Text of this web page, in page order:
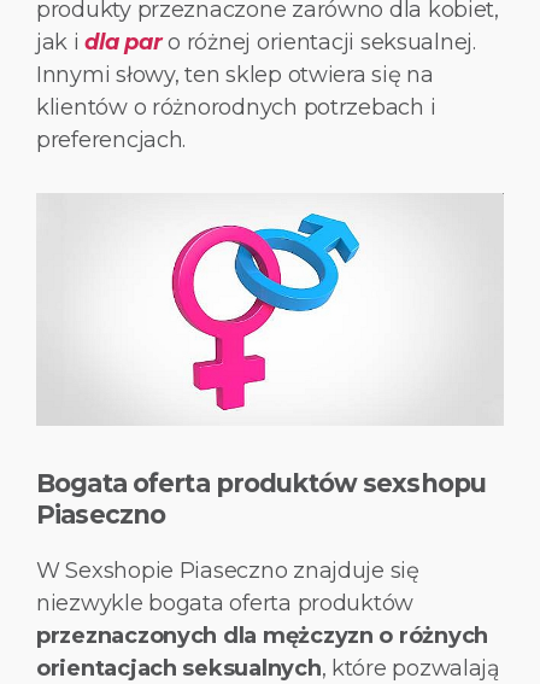
produkty przeznaczone zarówno dla kobiet,
jak idla paro różnej orientacji seksualnej.
Innymi słowy, ten sklep otwiera się na
klientów o różnorodnych potrzebach i
preferencjach.
Bogata oferta produktów sexshopu
Piaseczno
W Sexshopie Piaseczno znajduje się
niezwykle bogata oferta produktów
przeznaczonych dla mężczyzn o różnych
orientacjach seksualnych, które pozwalają